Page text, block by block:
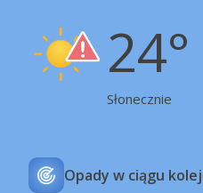
24°
Słonecznie
Opady w ciągu